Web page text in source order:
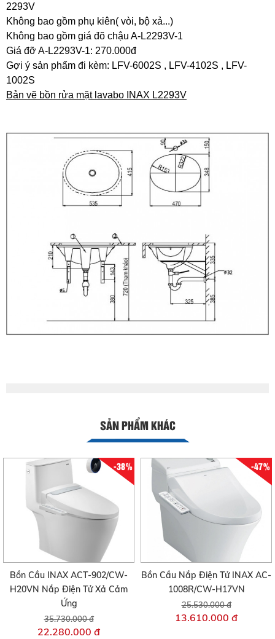
2293V
Không bao gồm phụ kiên( vòi, bộ xả...)
Không bao gồm giá đõ chậu A-L2293V-1
Giá đỡ A-L2293V-1: 270.000đ
Gợi ý sản phẩm đi kèm: LFV-6002S , LFV-4102S , LFV-
1002S
Bản vẽ bồn rửa mặt lavabo INAX L2293V
SẢN PHẨM KHÁC
-38%
Bồn Cầu INAX ACT-902/CW-
H20VN Nắp Điện Tử Xả Cảm
Ứng
35.730.000 đ
22.280.000 đ
-47%
Bồn Cầu Nắp Điện Tử INAX AC-
1008R/CW-H17VN
25.530.000 đ
13.610.000 đ